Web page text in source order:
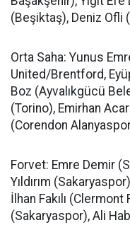
(Beşiktaş), Deniz Ofli
Orta Saha: Yunus
United/Brentford,
Boz (Ayvalıkgücü
(Torino), Emirhan
(Corendon
Forvet: Emre Demir
Yıldırım
İlhan Fakılı
(Sakaryaspor), Ali